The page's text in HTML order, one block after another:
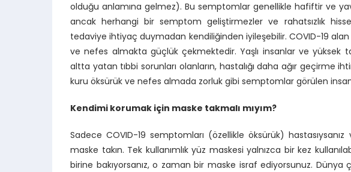
olduğu anlamına gelmez). Bu semptomlar genellikle hafiftir ve
ancak herhangi bir semptom geliştirmezler ve rahatsızlık
tedaviye ihtiyaç duymadan kendiliğinden iyileşebilir. COVID-19 alan
ve nefes almakta güçlük çekmektedir. Yaşlı insanlar ve yüksek
altta yatan tıbbi sorunları olanların, hastalığı daha ağır geçirme
kuru öksürük ve nefes almada zorluk gibi semptomlar görülen
Kendimi korumak için maske takmalı mıyım?
Sadece COVID-19 semptomları (özellikle öksürük)
maske takın. Tek kullanımlık yüz maskesi yalnızca bir kez
birine bakıyorsanız, o zaman bir maske israf ediyorsunuz. Dünya